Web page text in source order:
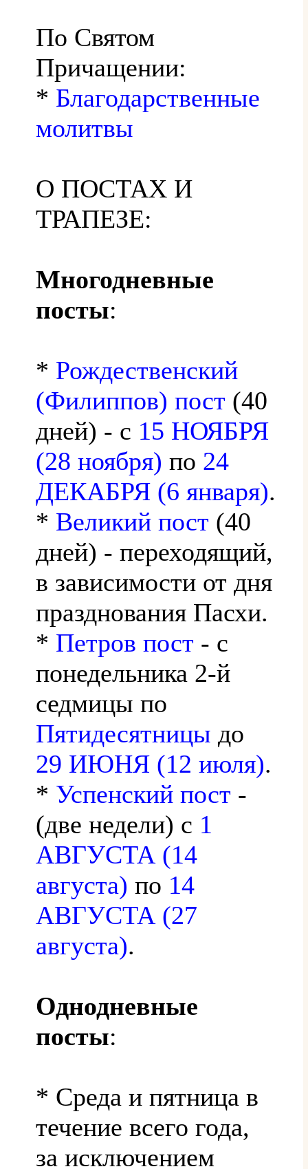
По Святом
Причащении:
* Благодарственные
молитвы
О ПОСТАХ И
ТРАПЕЗЕ:
Многодневные
посты:
* Рождественский
(Филиппов) пост (40
дней) - с 15 НОЯБРЯ
(28 ноября) по 24
ДЕКАБРЯ (6 января).
* Великий пост (40
дней) - переходящий,
в зависимости от дня
празднования Пасхи.
* Петров пост - с
понедельника 2-й
седмицы по
Пятидесятницы до
29 ИЮНЯ (12 июля).
* Успенский пост -
(две недели) с 1
АВГУСТА (14
августа) по 14
АВГУСТА (27
августа).
Однодневные
посты:
* Среда и пятница в
течение всего года,
за исключением